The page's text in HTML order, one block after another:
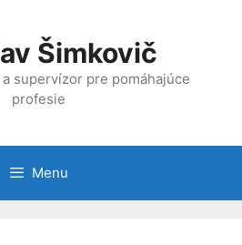
Šimkovič
supervízor pre pomáhajúce
profesie
Menu